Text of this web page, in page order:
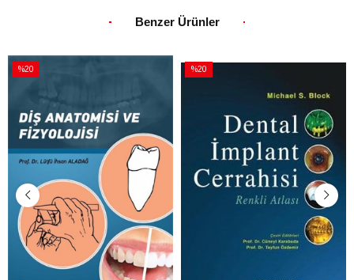
Benzer Ürünler
%20
%20İndirim
%20